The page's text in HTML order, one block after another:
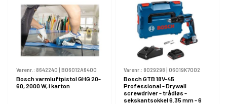
Varenr.: 8642240 | B06012A6400
Bosch varmluftpistol GHG 20-
60, 2000 W, i karton
Varenr.: 8029298 | 06019K7002
Bosch GTB 18V-45
Professional - Drywall
screwdriver - trådløs -
sekskantsokkel 6.35 mm - 6